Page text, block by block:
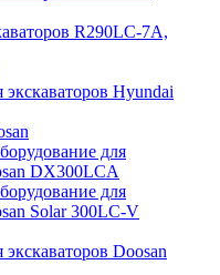
R290LC-7A,
экскаваторов Hyundai
для
DX300LCA
для
Solar 300LC-V
экскаваторов Doosan